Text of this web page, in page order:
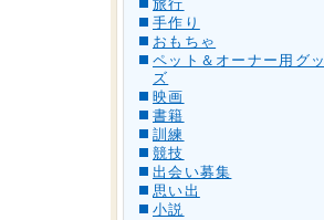
旅行
手作り
おもちゃ
ペット＆オーナー用グッ
ズ
映画
書籍
訓練
競技
出会い募集
思い出
小説